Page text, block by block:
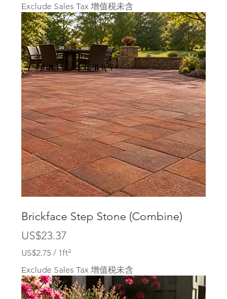
1
平
方
英
尺
U
S
$
2
.
7
6
Exclude Sales Tax 增值税未含
Brickface Step Stone (Combine)
價格
US$23.37
US$2.75 / 1ft²
1
平
Exclude Sales Tax 增值税未含